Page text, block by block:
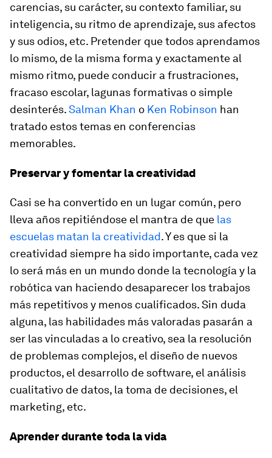
carencias, su carácter, su contexto familiar, su
inteligencia, su ritmo de aprendizaje, sus afectos
y sus odios, etc. Pretender que todos aprendamos
lo mismo, de la misma forma y exactamente al
mismo ritmo, puede conducir a frustraciones,
fracaso escolar, lagunas formativas o simple
desinterés.Salman Khan o Ken Robinson han
tratado estos temas en conferencias
memorables.
Preservar y fomentar la creatividad
Casi se ha convertido en un lugar común, pero
lleva años repitiéndose el mantra de que las
escuelas matan la creatividad. Y es que si la
creatividad siempre ha sido importante, cada vez
lo será más en un mundo donde la tecnología y la
robótica van haciendo desaparecer los trabajos
más repetitivos y menos cualificados. Sin duda
alguna, las habilidades más valoradas pasarán a
ser las vinculadas a lo creativo, sea la resolución
de problemas complejos, el diseño de nuevos
productos, el desarrollo de software, el análisis
cualitativo de datos, la toma de decisiones, el
marketing, etc.
Aprender durante toda la vida